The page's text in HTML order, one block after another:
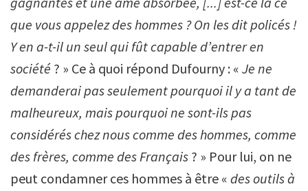
que vous appelez des hommes ? On les dit policés !
Y en a-t-il un seul qui fût capable d’entrer en
société ? » Ce à quoi répond Dufourny : « Je ne
demanderai pas seulement pourquoi il y a tant de
malheureux, mais pourquoi ne sont-ils pas
considérés chez nous comme des hommes, comme
des frères, comme des Français ? » Pour lui, on ne
peut condamner ces hommes à être « des outils à